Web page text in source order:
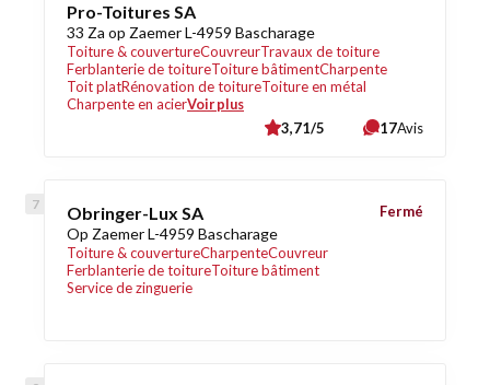
Pro-Toitures SA
33 Za op Zaemer L-4959 Bascharage
Toiture & couvertureCouvreurTravaux de toiture
Ferblanterie de toitureToiture bâtimentCharpente
Toit platRénovation de toitureToiture en métal
Charpente en acierVoir plus
3,71/5 17Avis
Obringer-Lux SA
Op Zaemer L-4959 Bascharage
Toiture & couvertureCharpenteCouvreur
Ferblanterie de toitureToiture bâtiment
Service de zinguerie
Fermé